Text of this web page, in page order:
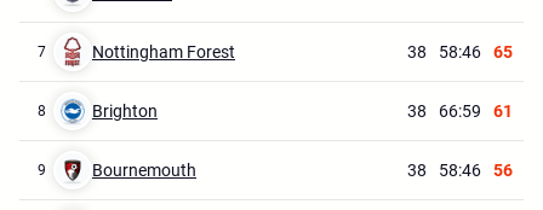
7 Nottingham Forest 38 58:46 65
8 Brighton 38 66:59 61
9 Bournemouth 38 58:46 56